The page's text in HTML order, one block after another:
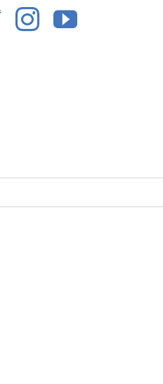
TwitterInstagram